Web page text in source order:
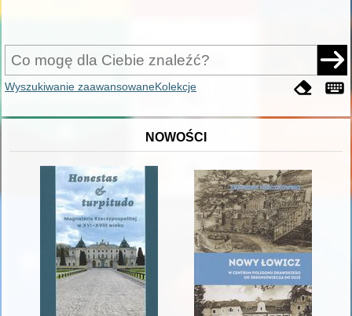
Wyszukiwanie zaawansowaneKolekcje
NOWOŚCI